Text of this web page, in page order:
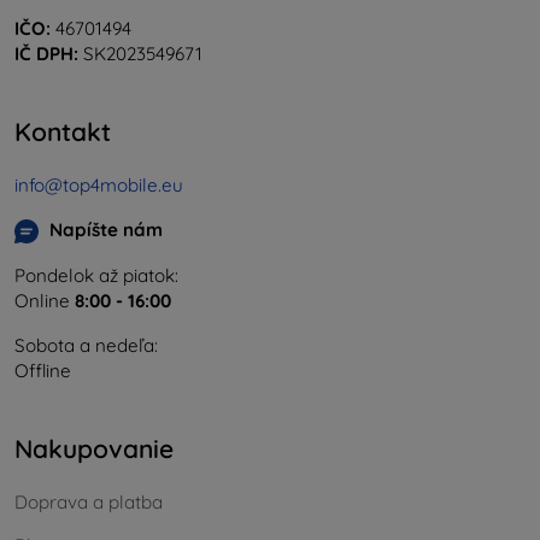
IČO: 46701494
IČ DPH: SK2023549671
Kontakt
info@top4mobile.eu
Napíšte nám
Pondelok až piatok:
Online 8:00 - 16:00
Sobota a nedeľa:
Offline
Nakupovanie
Doprava a platba